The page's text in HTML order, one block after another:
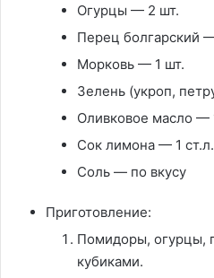
Огурцы — 2 шт.
Перец болгарский
Морковь — 1 шт.
Зелень (укроп,
Оливковое масло —
Сок лимона — 1 ст.л.
Соль — по вкусу
Приготовление:
Помидоры, огурцы,
кубиками.